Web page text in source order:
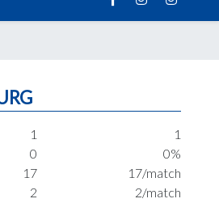
1
1
0
0%
17
17/match
2
2/match